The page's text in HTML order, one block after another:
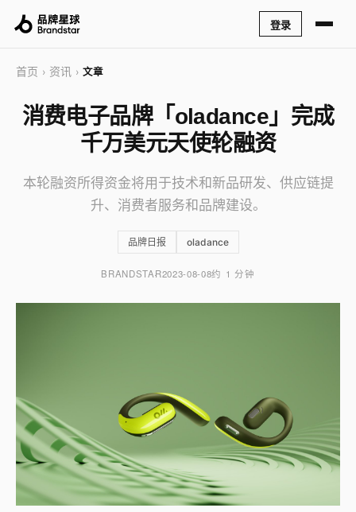
登录
首页 › 资讯 › 文章
消费电子品牌「oladance」完成
千万美元天使轮融资
本轮融资所得资金将用于技术和新品研发、供应链提
升、消费者服务和品牌建设。
品牌日报 oladance
BRANDSTAR2023-08-08约 1 分钟